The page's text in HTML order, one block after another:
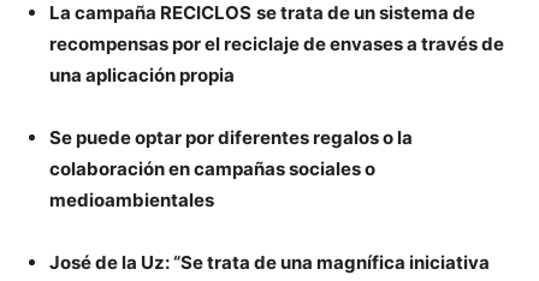
La campaña RECICLOS se trata de un sistema de
recompensas por el reciclaje de envases a través de
una aplicación propia
Se puede optar por diferentes regalos o la
colaboración en campañas sociales o
medioambientales
José de la Uz: “Se trata de una magnífica iniciativa